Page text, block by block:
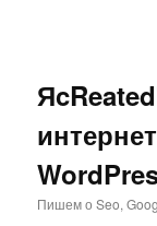
Пишем о Seo,